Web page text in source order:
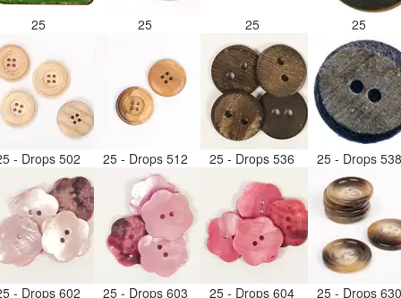
25 25 25 25
- Drops 502 25 - Drops 512 25 - Drops 536 25 - Drops
- Drops 602 25 - Drops 603 25 - Drops 604 25 - Drops